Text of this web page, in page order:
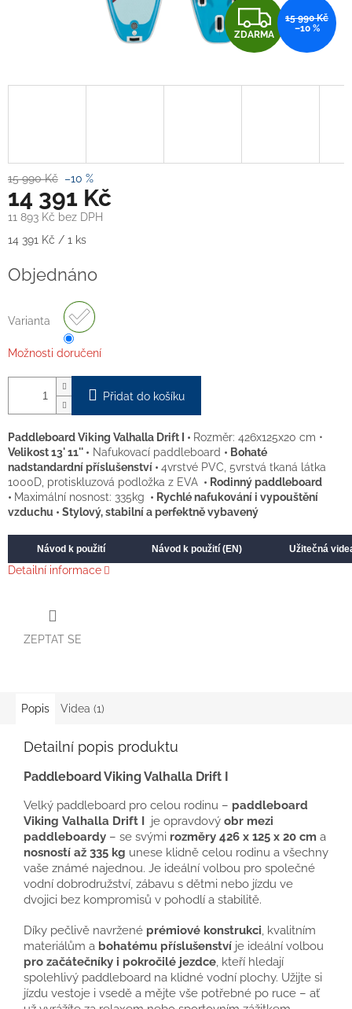
Z
D
A
ZDARMA
15 990 Kč
–10 %
15 990 Kč –10 %
14 391 Kč
11 893 Kč bez DPH
Měrná
14 391 Kč / 1 ks
Objednáno
Varianta
Možnosti doručení
Přidat do košíku
Paddleboard Viking Valhalla Drift I • Rozměr: 426x125x20 cm •
Velikost 13' 11'' • Nafukovací paddleboard • Bohaté
nadstandardní příslušenství • 4vrstvé PVC, 5vrstvá tkaná látka
1000D, protiskluzová podložka z EVA • Rodinný paddleboard
• Maximální nosnost: 335kg • Rychlé nafukování i vypouštění
vzduchu • Stylový, stabilní a perfektně vybavený
Návod k použití Návod k použití (EN) Užitečná
Detailní informace
ZEPTAT SE
Popis Videa (1)
Detailní popis produktu
Paddleboard Viking Valhalla Drift I
Velký paddleboard pro celou rodinu – paddleboard
Viking Valhalla Drift I je opravdový obr mezi
paddleboardy – se svými rozměry 426 x 125 x 20 cm a
nosností až 335 kg unese klidně celou rodinu a všechny
vaše známé najednou. Je ideální volbou pro společné
vodní dobrodružství, zábavu s dětmi nebo jízdu ve
dvojici bez kompromisů v pohodlí a stabilitě.
Díky pečlivě navržené prémiové konstrukci , kvalitním
materiálům a bohatému příslušenství je ideální volbou
pro začátečníky i pokročilé jezdce , kteří hledají
spolehlivý paddleboard na klidné vodní plochy. Užijte si
jízdu vestoje i vsedě a mějte vše potřebné po ruce – ať